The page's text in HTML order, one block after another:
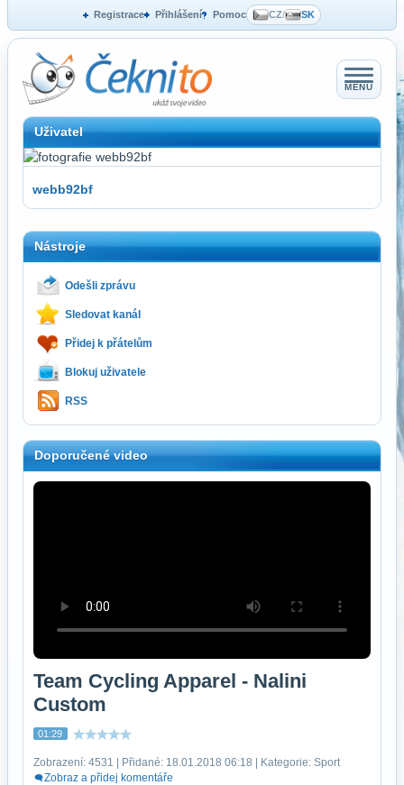
Registrace Přihlášení Pomoc CZ/ SK
MENU
Uživatel
webb92bf
Nástroje
Odešli zprávu
Sledovat kanál
Přidej k přátelům
Blokuj uživatele
RSS
Doporučené video
Team Cycling Apparel - Nalini
Custom
01:29
Zobrazení: 4531 | Přidané: 18.01.2018 06:18 | Kategorie: Sport
Zobraz a přidej komentáře